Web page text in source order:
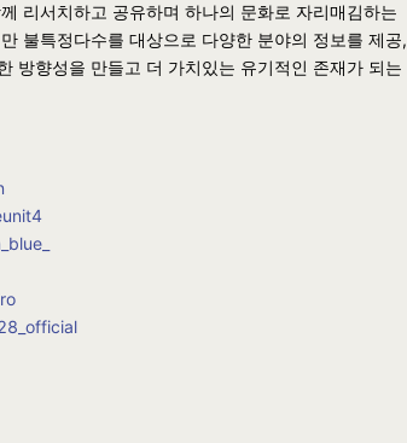
리서치하고 공유하며 하나의 문화로 자리매김하는
불특정다수를 대상으로 다양한 분야의 정보를 제공,
방향성을 만들고 더 가치있는 유기적인 존재가 되는